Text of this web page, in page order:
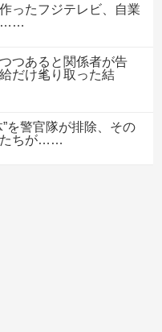
ったフジテレビ、自業
……
つあると関係者が告
だけ毟り取った結
を警官隊が排除、その
たちが……